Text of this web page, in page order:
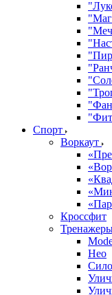
Спорт
Воркаут
Кроссфит
Нео